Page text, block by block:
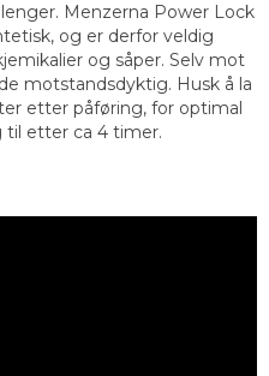
Menzerna Power Lock
og er derfor veldig
og såper. Selv mot
motstandsdyktig. Husk å la
etter påføring, for optimal
etter ca 4 timer.